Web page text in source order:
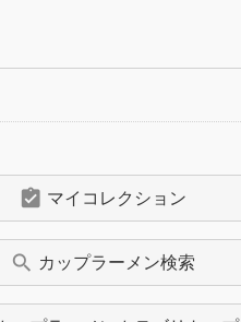
assignment_turned_in マイコレクション
search カップラーメン検索